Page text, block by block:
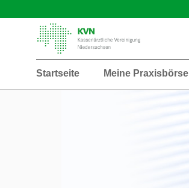
Startseite Meine Praxisbörse